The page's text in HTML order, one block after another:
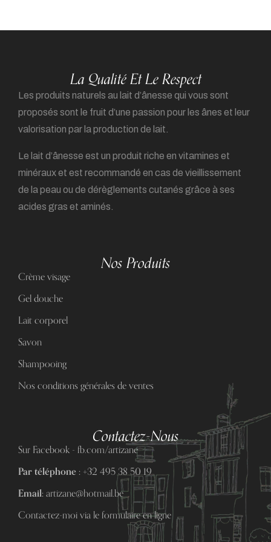
La Qualité Et Le Respect
Les produits naturels au lait d’ânesse qui vous sont
proposés sont le fruit d’une passion pour les ânes et leur
valorisation par la production de lait.
Le lait d’ânesse est un produit riche en vitamines et
minéraux et est recommandé en cas de vieillissement
de la peau ou de dérèglements cutanés grâce à ses
acides gras et aminés.
Nos Produits
Crème visage
Gel douche
Lait corporel
Savon
Shampooing
Nos conditions générales de ventes
Contactez-Nous
Sur Facebook - fb.com/artizane
Par téléphone :+32 495 38 50 19
Email:artizane@hotmail.be
Contactez-moi via le formulaire en ligne